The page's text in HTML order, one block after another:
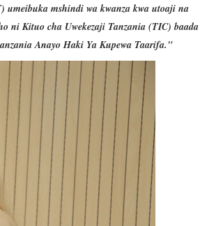
mshindi wa kwanza kwa utoaji na
ni Kituo cha Uwekezaji Tanzania (TIC) baada
Anayo Haki Ya Kupewa Taarifa."